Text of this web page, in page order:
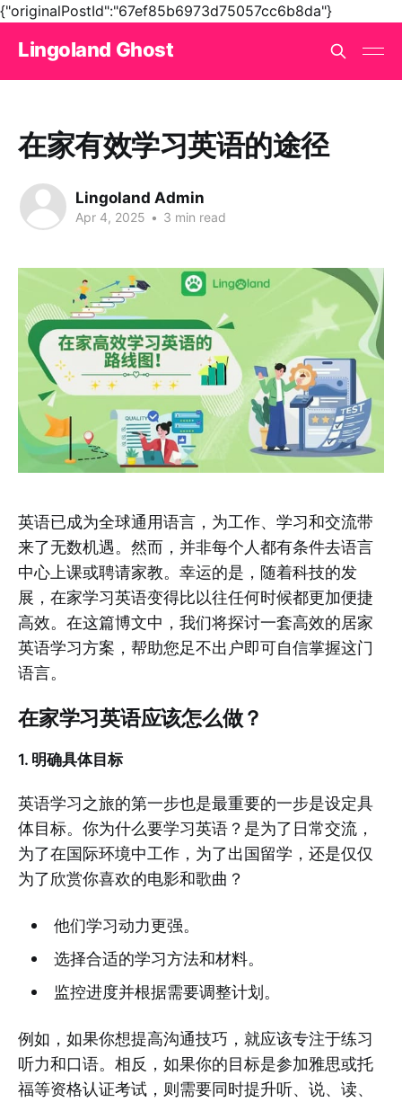
{"originalPostId":"67ef85b6973d75057cc6b8da"}
Lingoland Ghost
在家有效学习英语的途径
Lingoland Admin
Apr 4, 2025 • 3 min read
英语已成为全球通用语言，为工作、学习和交流带
来了无数机遇。然而，并非每个人都有条件去语言
中心上课或聘请家教。幸运的是，随着科技的发
展，在家学习英语变得比以往任何时候都更加便捷
高效。在这篇博文中，我们将探讨一套高效的居家
英语学习方案，帮助您足不出户即可自信掌握这门
语言。
在家学习英语应该怎么做？
1. 明确具体目标
英语学习之旅的第一步也是最重要的一步是设定具
体目标。你为什么要学习英语？是为了日常交流，
为了在国际环境中工作，为了出国留学，还是仅仅
为了欣赏你喜欢的电影和歌曲？
他们学习动力更强。
选择合适的学习方法和材料。
监控进度并根据需要调整计划。
例如，如果你想提高沟通技巧，就应该专注于练习
听力和口语。相反，如果你的目标是参加雅思或托
福等资格认证考试，则需要同时提升听、说、读、